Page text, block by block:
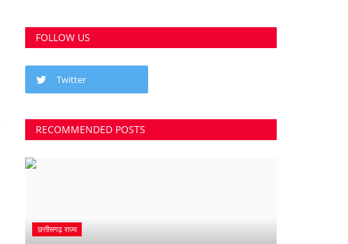
FOLLOW US
Twitter
RECOMMENDED POSTS
छत्तीसगढ़ राज्य